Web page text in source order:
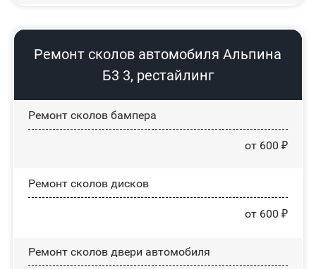
Ремонт сколов автомобиля Альпина
Б3 3, рестайлинг
Ремонт сколов бампера
от 600 ₽
Ремонт сколов дисков
от 600 ₽
Ремонт сколов двери автомобиля